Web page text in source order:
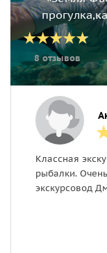
8 отзывов
Классная
рыбалки.
экскурсовод